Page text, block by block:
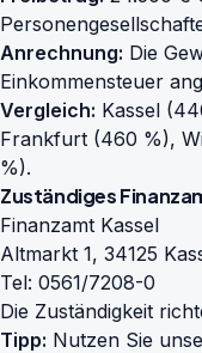
Anrechnung: Die
Einkommensteuer
Vergleich: Kassel
Frankfurt (460 %),
%).
Zuständiges
Finanzamt Kassel
Altmarkt 1, 34125
Tel: 0561/7208-0
Die Zuständigkeit
Tipp: Nutzen Sie